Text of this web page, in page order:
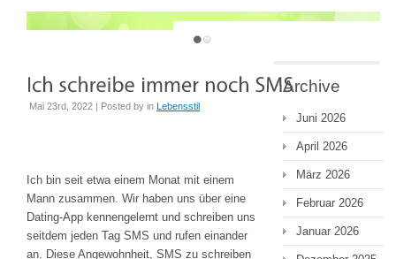
JUST ANOTHER WORDPRESS SITE
Mai 23rd, 2022 | Posted by in Lebensstil
Ich bin seit etwa einem Monat mit einem
Mann zusammen. Wir haben uns über eine
Dating-App kennengelernt und schreiben uns
seitdem jeden Tag SMS und rufen einander
an. Diese Angewohnheit, SMS zu schreiben
Archive
Juni 2026
April 2026
März 2026
Februar 2026
Januar 2026